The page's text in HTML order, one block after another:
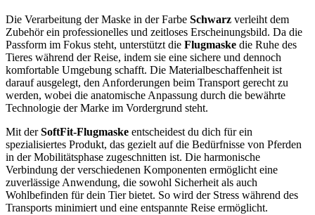
Die Verarbeitung der Maske in der Farbe Schwarz verleiht dem
Zubehör ein professionelles und zeitloses Erscheinungsbild. Da die
Passform im Fokus steht, unterstützt die Flugmaske die Ruhe des
Tieres während der Reise, indem sie eine sichere und dennoch
komfortable Umgebung schafft. Die Materialbeschaffenheit ist
darauf ausgelegt, den Anforderungen beim Transport gerecht zu
werden, wobei die anatomische Anpassung durch die bewährte
Technologie der Marke im Vordergrund steht.
Mit derSoftFit-Flugmaske entscheidest du dich für ein
spezialisiertes Produkt, das gezielt auf die Bedürfnisse von Pferden
in der Mobilitätsphase zugeschnitten ist. Die harmonische
Verbindung der verschiedenen Komponenten ermöglicht eine
zuverlässige Anwendung, die sowohl Sicherheit als auch
Wohlbefinden für dein Tier bietet. So wird der Stress während des
Transports minimiert und eine entspannte Reise ermöglicht.